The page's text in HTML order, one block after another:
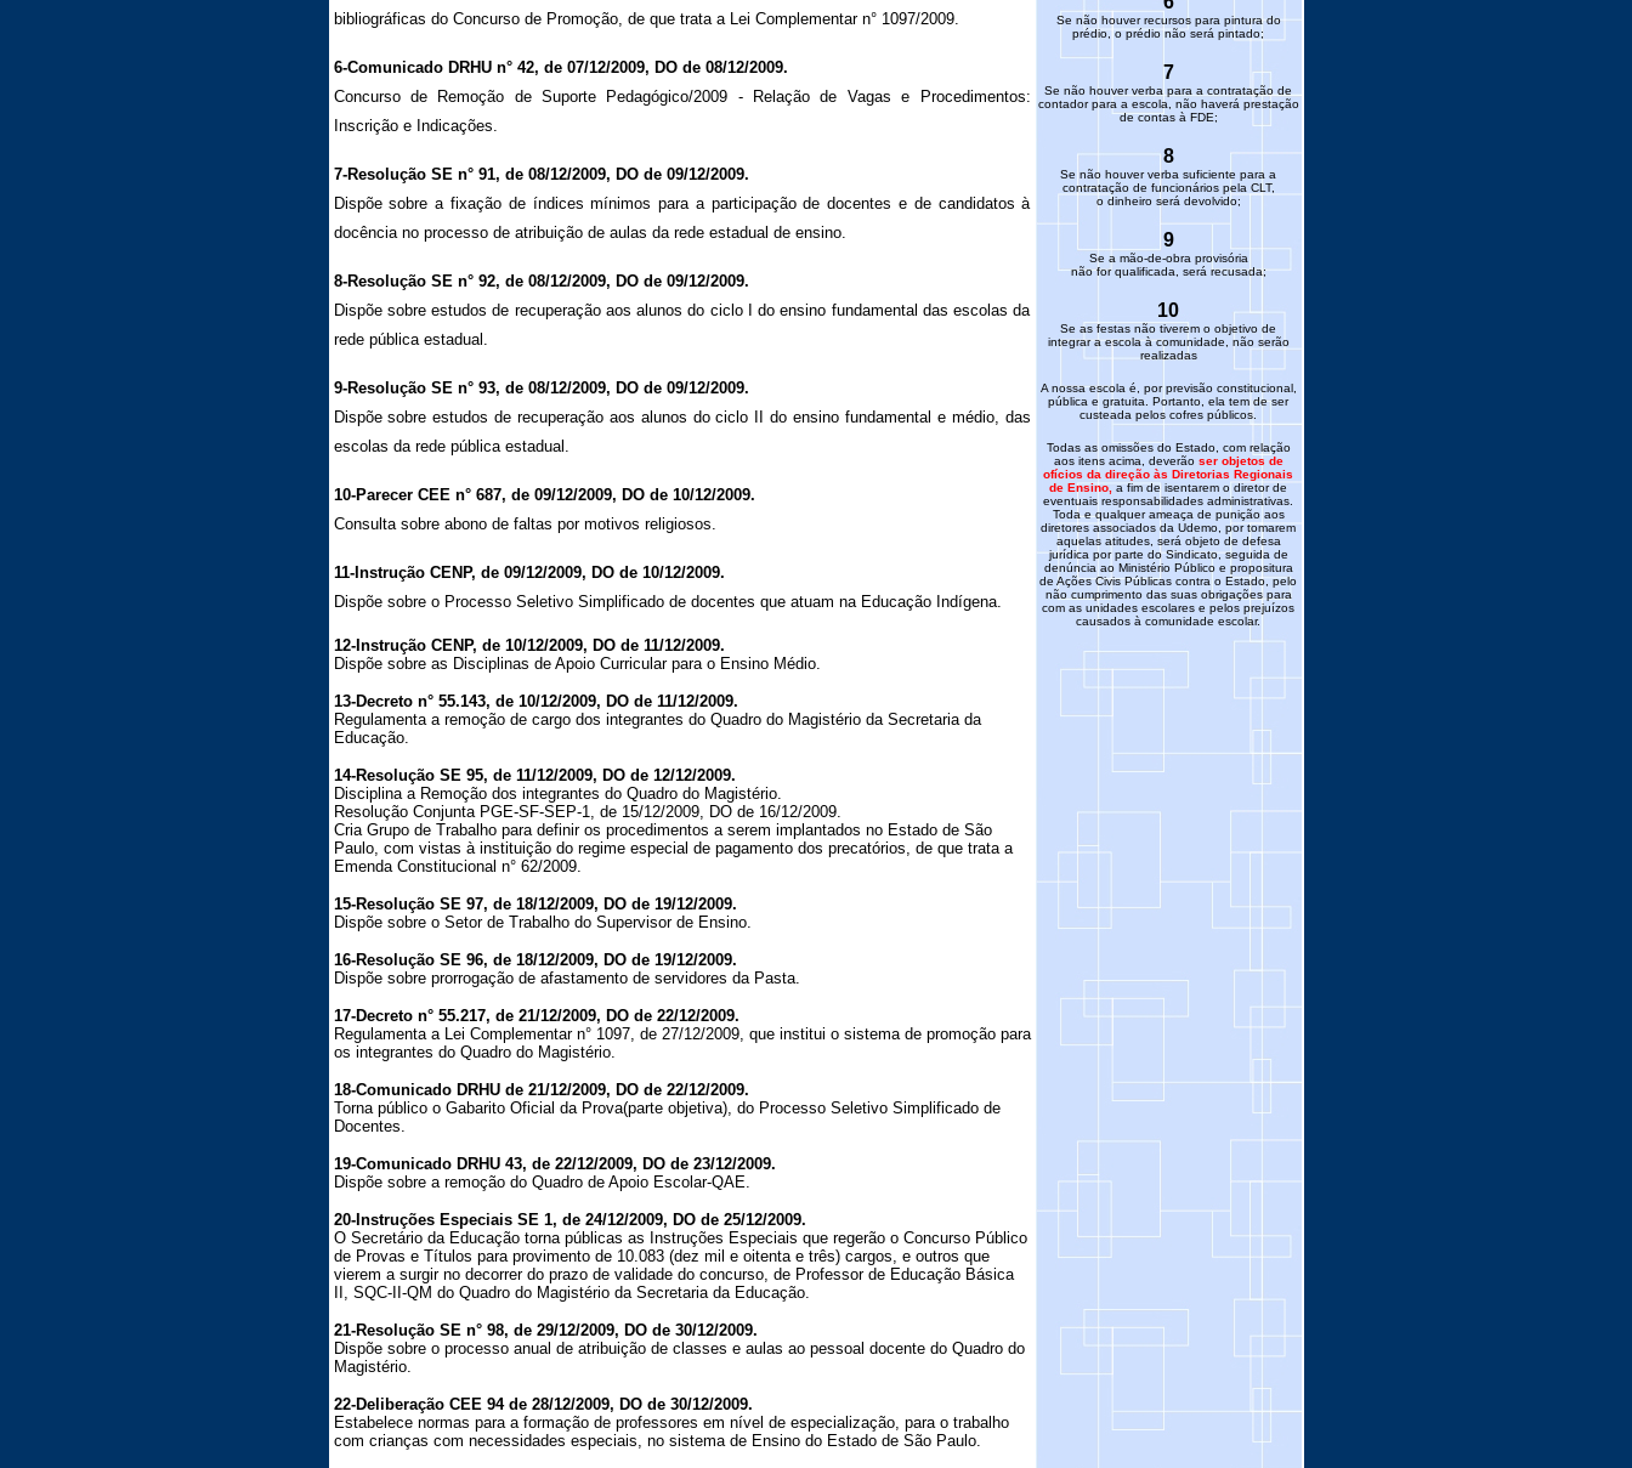
bibliográficas do Concurso de Promoção, de que trata a Lei Complementar n° 1097/2009.
6-Comunicado DRHU n° 42, de 07/12/2009, DO de 08/12/2009.
Concurso de Remoção de Suporte Pedagógico/2009 - Relação de Vagas e Procedimentos:
Inscrição e Indicações.
7-Resolução SE n° 91, de 08/12/2009, DO de 09/12/2009.
Dispõe sobre a fixação de índices mínimos para a participação de docentes e de candidatos à
docência no processo de atribuição de aulas da rede estadual de ensino.
8-Resolução SE n° 92, de 08/12/2009, DO de 09/12/2009.
Dispõe sobre estudos de recuperação aos alunos do ciclo I do ensino fundamental das escolas da
rede pública estadual.
9-Resolução SE n° 93, de 08/12/2009, DO de 09/12/2009.
Dispõe sobre estudos de recuperação aos alunos do ciclo II do ensino fundamental e médio, das
escolas da rede pública estadual.
10-Parecer CEE n° 687, de 09/12/2009, DO de 10/12/2009.
Consulta sobre abono de faltas por motivos religiosos.
11-Instrução CENP, de 09/12/2009, DO de 10/12/2009.
Dispõe sobre o Processo Seletivo Simplificado de docentes que atuam na Educação Indígena.
12-Instrução CENP, de 10/12/2009, DO de 11/12/2009.
Dispõe sobre as Disciplinas de Apoio Curricular para o Ensino Médio.
13-Decreto n° 55.143, de 10/12/2009, DO de 11/12/2009.
Regulamenta a remoção de cargo dos integrantes do Quadro do Magistério da Secretaria da
Educação.
14-Resolução SE 95, de 11/12/2009, DO de 12/12/2009.
Disciplina a Remoção dos integrantes do Quadro do Magistério.
Resolução Conjunta PGE-SF-SEP-1, de 15/12/2009, DO de 16/12/2009.
Cria Grupo de Trabalho para definir os procedimentos a serem implantados no Estado de São
Paulo, com vistas à instituição do regime especial de pagamento dos precatórios, de que trata a
Emenda Constitucional n° 62/2009.
15-Resolução SE 97, de 18/12/2009, DO de 19/12/2009.
Dispõe sobre o Setor de Trabalho do Supervisor de Ensino.
16-Resolução SE 96, de 18/12/2009, DO de 19/12/2009.
Dispõe sobre prorrogação de afastamento de servidores da Pasta.
17-Decreto n° 55.217, de 21/12/2009, DO de 22/12/2009.
Regulamenta a Lei Complementar n° 1097, de 27/12/2009, que institui o sistema de promoção para
os integrantes do Quadro do Magistério.
18-Comunicado DRHU de 21/12/2009, DO de 22/12/2009.
Torna público o Gabarito Oficial da Prova(parte objetiva), do Processo Seletivo Simplificado de
Docentes.
19-Comunicado DRHU 43, de 22/12/2009, DO de 23/12/2009.
Dispõe sobre a remoção do Quadro de Apoio Escolar-QAE.
20-Instruções Especiais SE 1, de 24/12/2009, DO de 25/12/2009.
O Secretário da Educação torna públicas as Instruções Especiais que regerão o Concurso Público
de Provas e Títulos para provimento de 10.083 (dez mil e oitenta e três) cargos, e outros que
vierem a surgir no decorrer do prazo de validade do concurso, de Professor de Educação Básica
II, SQC-II-QM do Quadro do Magistério da Secretaria da Educação.
21-Resolução SE n° 98, de 29/12/2009, DO de 30/12/2009.
Dispõe sobre o processo anual de atribuição de classes e aulas ao pessoal docente do Quadro do
Magistério.
22-Deliberação CEE 94 de 28/12/2009, DO de 30/12/2009.
Estabelece normas para a formação de professores em nível de especialização, para o trabalho
com crianças com necessidades especiais, no sistema de Ensino do Estado de São Paulo.
Se não houver recursos para pintura do
prédio, o prédio não será pintado;
7
Se não houver verba para a contratação de
contador para a escola, não haverá prestação
de contas à FDE;
8
Se não houver verba suficiente para a
contratação de funcionários pela CLT,
o dinheiro será devolvido;
9
Se a mão-de-obra provisória
não for qualificada, será recusada;
10
Se as festas não tiverem o objetivo de
integrar a escola à comunidade, não serão
realizadas
A nossa escola é, por previsão constitucional,
pública e gratuita. Portanto, ela tem de ser
custeada pelos cofres públicos.
Todas as omissões do Estado, com relação
aos itens acima, deverão ser objetos de
ofícios da direção às Diretorias Regionais
de Ensino, a fim de isentarem o diretor de
eventuais responsabilidades administrativas.
Toda e qualquer ameaça de punição aos
diretores associados da Udemo, por tomarem
aquelas atitudes, será objeto de defesa
jurídica por parte do Sindicato, seguida de
denúncia ao Ministério Público e propositura
de Ações Civis Públicas contra o Estado, pelo
não cumprimento das suas obrigações para
com as unidades escolares e pelos prejuízos
causados à comunidade escolar.